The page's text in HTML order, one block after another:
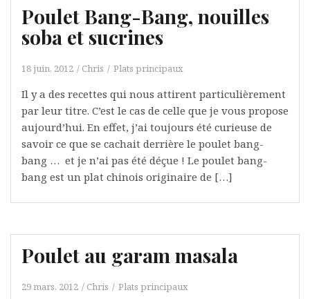
Poulet Bang-Bang, nouilles
soba et sucrines
18 juin, 2012 Chris Plats principaux
Il y a des recettes qui nous attirent particulièrement
par leur titre. C’est le cas de celle que je vous propose
aujourd’hui. En effet, j’ai toujours été curieuse de
savoir ce que se cachait derrière le poulet bang-
bang … et je n’ai pas été déçue ! Le poulet bang-
bang est un plat chinois originaire de […]
Poulet au garam masala
29 mars, 2012 Chris Plats principaux